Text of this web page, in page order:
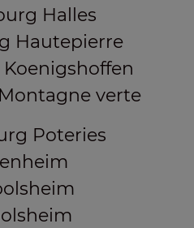
Halles
Hautepierre
verte
Poteries